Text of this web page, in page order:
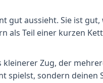
gut aussieht. Sie ist gut,
als Teil einer kurzen
Zug, der
spielst, sondern deinen